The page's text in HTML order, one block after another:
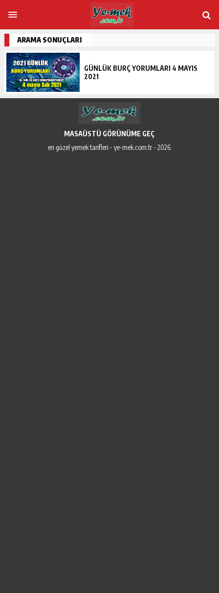
ARAMA SONUÇLARI
GÜNLÜK BURÇ YORUMLARI 4 MAYIS
2021
MASAÜSTÜ GÖRÜNÜME GEÇ
en güzel yemek tarifleri - ye-mek.com.tr - 2026